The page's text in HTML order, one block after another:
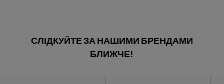
СЛІДКУЙТЕ ЗА НАШИМИ БРЕНДАМИ
БЛИЖЧЕ!